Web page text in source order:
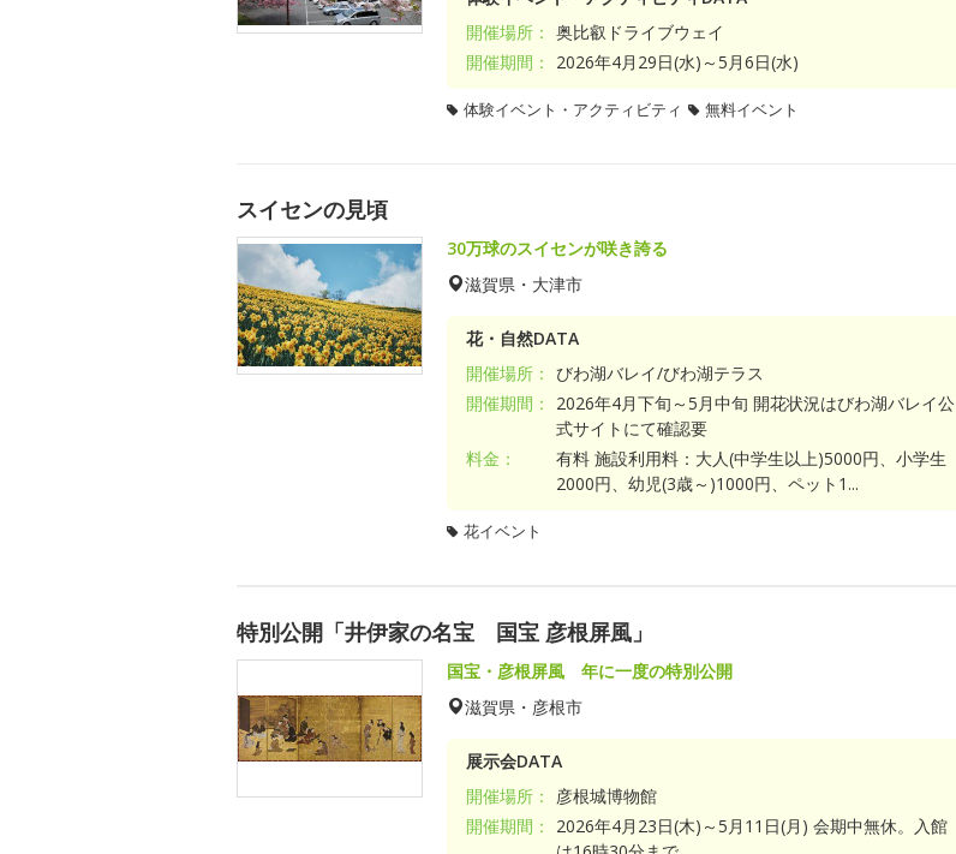
開催場所： 奥比叡ドライブウェイ
開催期間：
2026年4月29日(水)～5月6日(水)
体験イベント・アクティビティ 無料イベント
スイセンの見頃
30万球のスイセンが咲き誇る
滋賀県・大津市
花・自然DATA
開催場所： びわ湖バレイ/びわ湖テラス
開催期間：
2026年4月下旬～5月中旬 開花状況はびわ湖バレイ公
式サイトにて確認要
料金：
有料 施設利用料：大人(中学生以上)5000円、小学生
2000円、幼児(3歳～)1000円、ペット1...
花イベント
特別公開「井伊家の名宝 国宝 彦根屏風」
国宝・彦根屏風 年に一度の特別公開
滋賀県・彦根市
展示会DATA
開催場所：
彦根城博物館
開催期間：
2026年4月23日(木)～5月11日(月) 会期中無休。入館